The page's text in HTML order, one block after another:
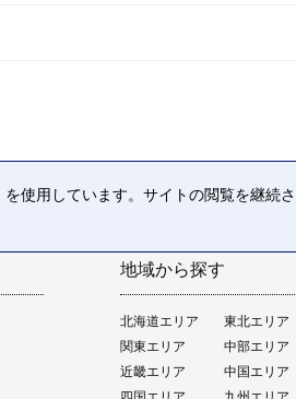
地域から探す
北海道エリア
東北エリア
関東エリア
中部エリア
近畿エリア
中国エリア
使用しています。サイトの閲覧を継続